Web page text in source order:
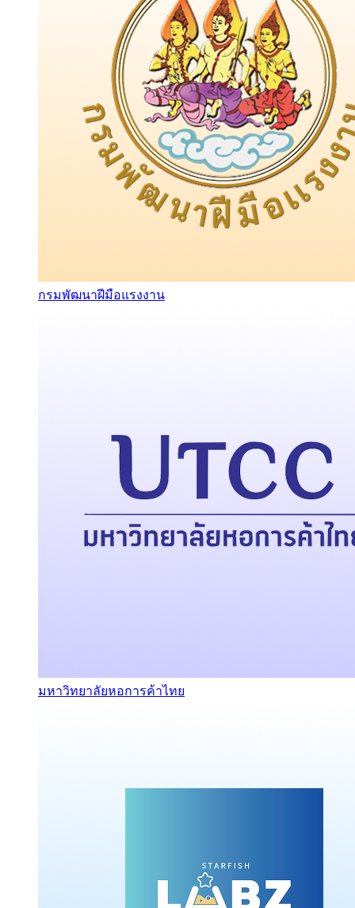
กรมพัฒนาฝีมือแรงงาน
มหาวิทยาลัยหอการค้าไทย